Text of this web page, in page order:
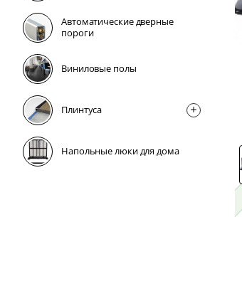
Автоматические дверные
пороги
Виниловые полы
Плинтусa
Напольные люки для дома